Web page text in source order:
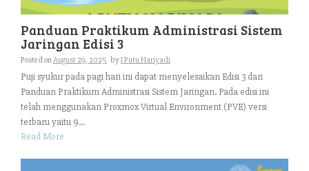
Panduan Praktikum Administrasi Sistem
Jaringan Edisi 3
Posted onAugust 29, 2025 byI Putu Hariyadi
Puji syukur pada pagi hari ini dapat menyelesaikan Edisi 3 dari
Panduan Praktikum Administrasi Sistem Jaringan. Pada edisi ini
telah menggunakan Proxmox Virtual Environment (PVE) versi
terbaru yaitu 9...
Read More